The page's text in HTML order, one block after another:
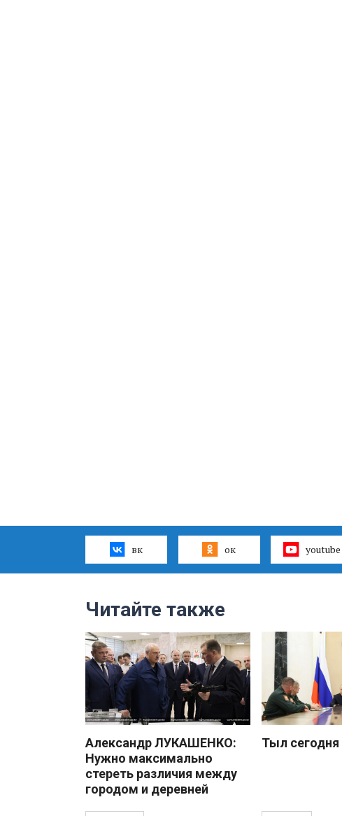
вк ок youtube
Читайте также
Александр ЛУКАШЕНКО:
Нужно максимально
стереть различия между
городом и деревней
Тыл